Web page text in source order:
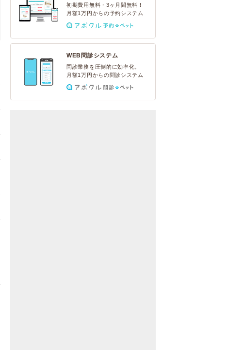
初期費用無料・3ヶ月間無料！
月額1万円からの予約システム
WEB問診システム
問診業務を圧倒的に効率化。
月額1万円からの問診システム